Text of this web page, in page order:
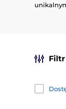
Filtr